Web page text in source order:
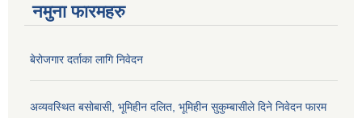
नमुना फारमहरु
बेरोजगार दर्ताका लागि निवेदन
अव्यवस्थित बसोबासी, भूमिहीन दलित, भूमिहीन सुकुम्बासीले दिने निवेदन फारम